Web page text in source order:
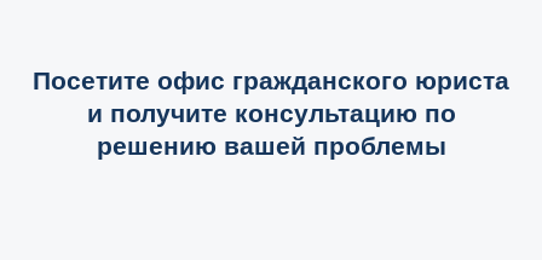
Посетите офис гражданского юриста
и получите консультацию по
решению вашей проблемы